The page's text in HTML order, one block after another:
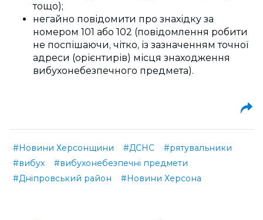
тощо);
негайно повідомити про знахідку за
номером 101 або 102 (повідомлення робити
не поспішаючи, чітко, із зазначенням точної
адреси (орієнтирів) місця знаходження
вибухонебезпечного предмета).
#Новини Херсонщини #ДСНС
#рятувальники
#вибух
#вибухонебезпечні предмети
#Дніпровський район
#Новини Херсона